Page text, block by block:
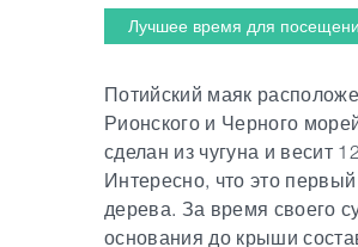
Лучшее время для
Потийский маяк
Рионского и Черного
сделан из чугуна и весит
Интересно, что это
дерева. За время своего
основания до крыши